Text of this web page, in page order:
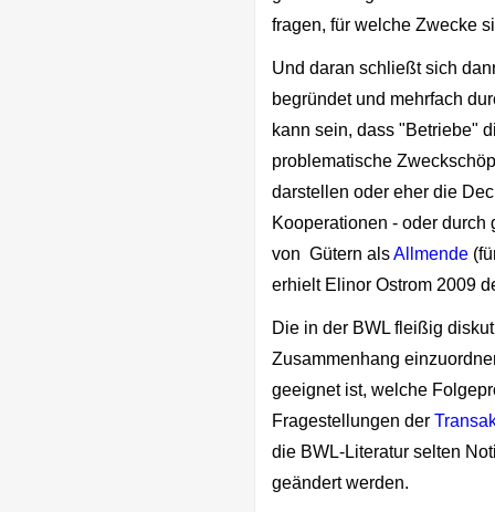
fragen, für welche Zwecke
Und daran schließt sich
begründet und mehrfach
kann sein, dass "Betriebe"
problematische
darstellen oder eher die
Kooperationen - oder
von Gütern alsAllmende
erhielt Elinor Ostrom 2009
Die in der BWL fleißig
Zusammenhang
geeignet ist, welche
Fragestellungen der
die BWL-Literatur selten
geändert werden.